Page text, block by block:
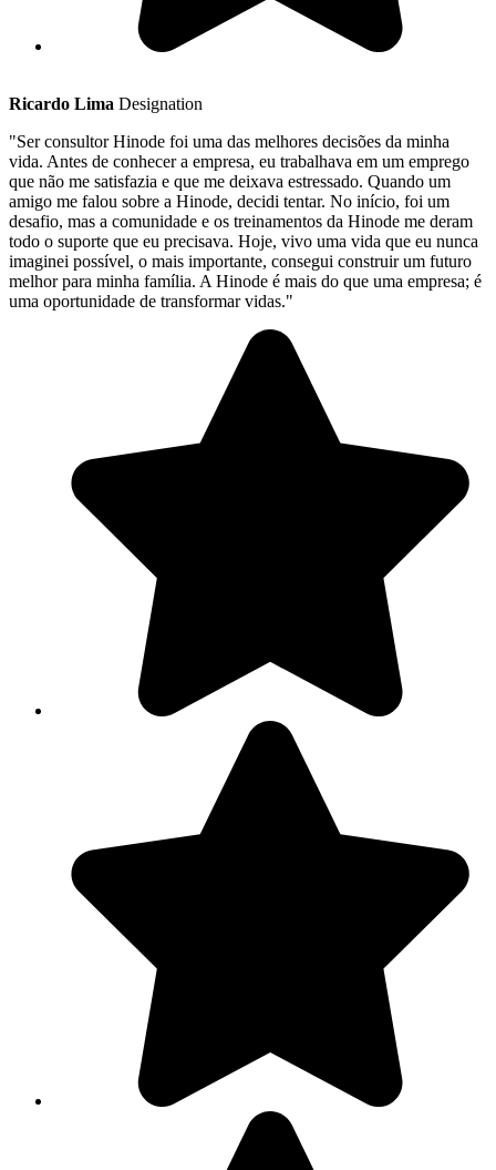
Ricardo Lima Designation
"Ser consultor Hinode foi uma das melhores decisões da minha
vida. Antes de conhecer a empresa, eu trabalhava em um emprego
que não me satisfazia e que me deixava estressado. Quando um
amigo me falou sobre a Hinode, decidi tentar. No início, foi um
desafio, mas a comunidade e os treinamentos da Hinode me deram
todo o suporte que eu precisava. Hoje, vivo uma vida que eu nunca
imaginei possível, o mais importante, consegui construir um futuro
melhor para minha família. A Hinode é mais do que uma empresa; é
uma oportunidade de transformar vidas."